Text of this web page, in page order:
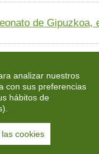
de Gipuzkoa,
el equipo Luzean...
Interclubes de
de Deporte
analizar nuestros
con sus preferencias
hábitos de
cookies